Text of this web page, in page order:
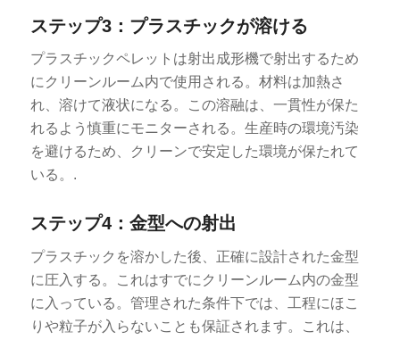
ステップ3：プラスチックが溶ける
プラスチックペレットは射出成形機で射出するため
にクリーンルーム内で使用される。材料は加熱さ
れ、溶けて液状になる。この溶融は、一貫性が保た
れるよう慎重にモニターされる。生産時の環境汚染
を避けるため、クリーンで安定した環境が保たれて
いる。.
ステップ4：金型への射出
プラスチックを溶かした後、正確に設計された金型
に圧入する。これはすでにクリーンルーム内の金型
に入っている。管理された条件下では、工程にほこ
りや粒子が入らないことも保証されます。これは、